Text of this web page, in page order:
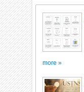
more »